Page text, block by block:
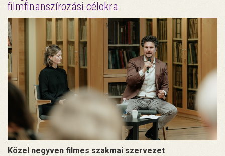
filmfinanszírozási célokra
Közel negyven filmes szakmai szervezet